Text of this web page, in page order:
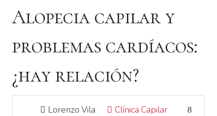
Alopecia capilar y
problemas cardíacos:
¿hay relación?
Lorenzo Vila
Clínica Capilar